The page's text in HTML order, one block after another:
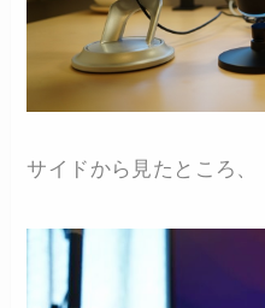
サイドから見たところ、